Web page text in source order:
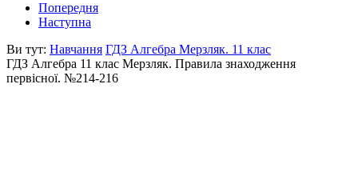
Попередня
Наступна
Ви тут: Навчання ГДЗ Алгебра Мерзляк. 11 клас
ГДЗ Алгебра 11 клас Мерзляк. Правила знаходження
первісної. №214-216